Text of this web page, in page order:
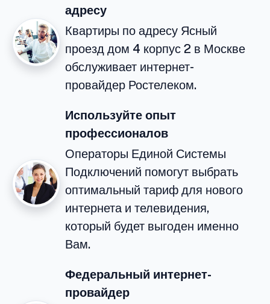
адресу
Квартиры по адресу Ясный
проезд дом 4 корпус 2 в Москве
обслуживает интернет-
провайдер Ростелеком.
Используйте опыт
профессионалов
Операторы Единой Системы
Подключений помогут выбрать
оптимальный тариф для нового
интернета и телевидения,
который будет выгоден именно
Вам.
Федеральный интернет-
провайдер